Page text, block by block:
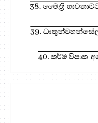
38. මෛත්‍රී
39.
40. කර්ම විපාක